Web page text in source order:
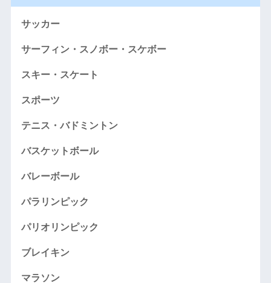
サッカー
サーフィン・スノボー・スケボー
スキー・スケート
スポーツ
テニス・バドミントン
バスケットボール
バレーボール
パラリンピック
パリオリンピック
ブレイキン
マラソン